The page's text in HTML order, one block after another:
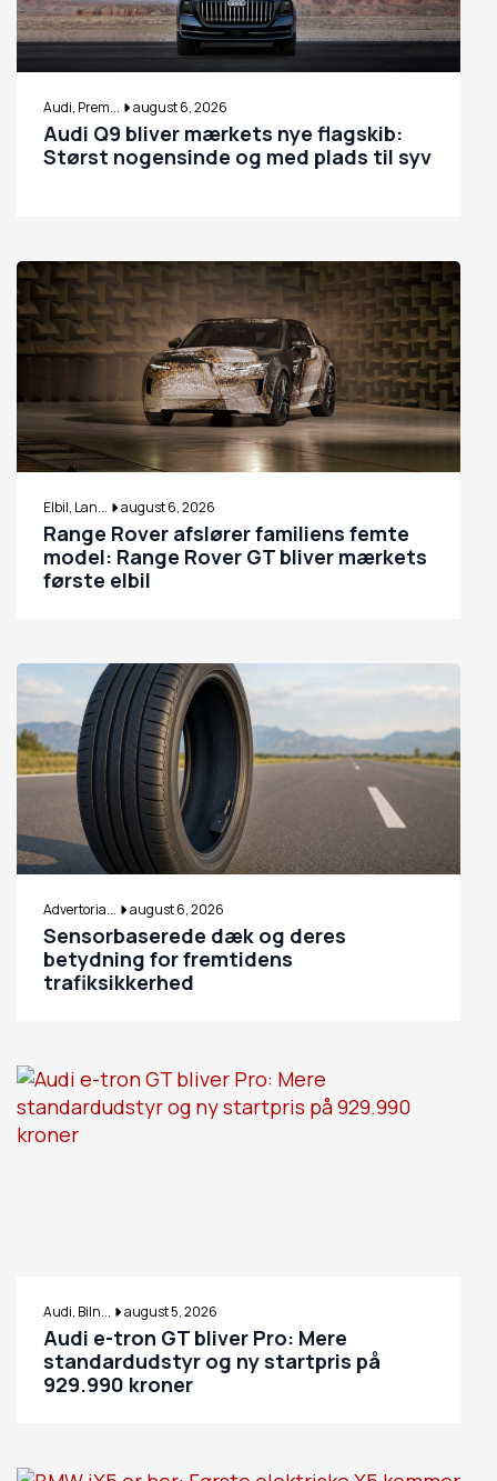
Audi, Prem... august 6, 2026
Audi Q9 bliver mærkets nye flagskib:
Størst nogensinde og med plads til syv
Elbil, Lan... august 6, 2026
Range Rover afslører familiens femte
model: Range Rover GT bliver mærkets
første elbil
Advertoria... august 6, 2026
Sensorbaserede dæk og deres
betydning for fremtidens
trafiksikkerhed
Audi, Biln... august 5, 2026
Audi e-tron GT bliver Pro: Mere
standardudstyr og ny startpris på
929.990 kroner